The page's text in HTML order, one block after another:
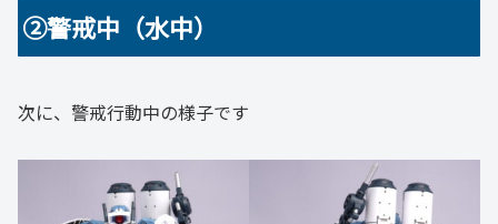
②警戒中（水中）
次に、警戒行動中の様子です